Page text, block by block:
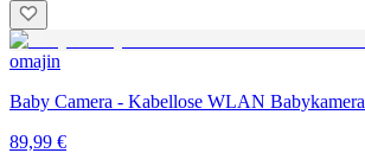
omajin
Baby Camera - Kabellose WLAN Babykamera
89,99 €